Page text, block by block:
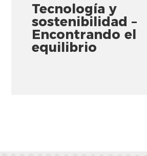
Tecnología y
sostenibilidad –
Encontrando el
equilibrio